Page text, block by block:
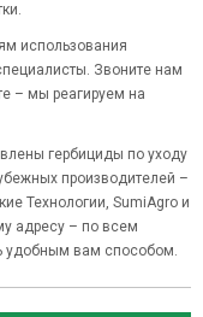
использования
Звоните нам
– мы реагируем на
гербициды по уходу
производителей –
Технологии, SumiAgro и
адресу – по всем
удобным вам способом.